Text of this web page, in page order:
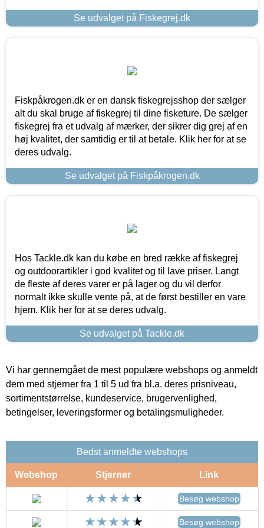
Se udvalget på Fiskegrej.dk
Fiskpåkrogen.dk er en dansk fiskegrejsshop der sælger
alt du skal bruge af fiskegrej til dine fisketure. De sælger
fiskegrej fra et udvalg af mærker, der sikrer dig grej af en
høj kvalitet, der samtidig er til at betale. Klik her for at se
deres udvalg.
Se udvalget på Fiskpåkrogen.dk
Hos Tackle.dk kan du købe en bred række af fiskegrej
og outdoorartikler i god kvalitet og til lave priser. Langt
de fleste af deres varer er på lager og du vil derfor
normalt ikke skulle vente på, at de først bestiller en vare
hjem. Klik her for at se deres udvalg.
Se udvalget på Tackle.dk
Vi har gennemgået de mest populære webshops og anmeldt
dem med stjerner fra 1 til 5 ud fra bl.a. deres prisniveau,
sortimentstørrelse, kundeservice, brugervenlighed,
betingelser, leveringsformer og betalingsmuligheder.
Bedst anmeldte webshops
Webshop Stjerner Link
Besøg webshop
Besøg webshop